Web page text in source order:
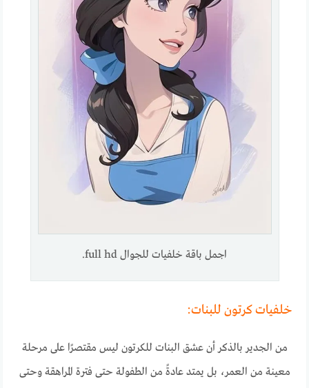
اجمل باقة خلفيات للجوال full hd.
خلفيات كرتون للبنات:
من الجدير بالذكر أن عشق البنات للكرتون ليس مقتصرًا على مرحلة
معينة من العمر، بل يمتد عادةً من الطفولة حتى فترة المراهقة وحتى